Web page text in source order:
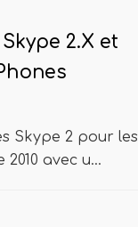
2.X et
Skype 2 pour les
avec u...